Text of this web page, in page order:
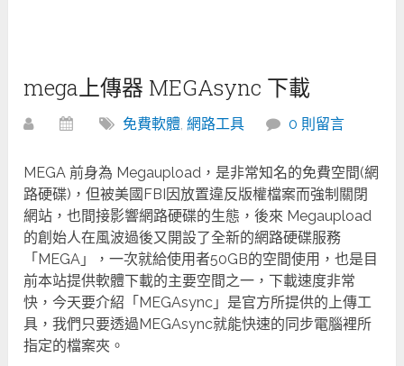
mega上傳器 MEGAsync 下載
免費軟體,網路工具 0 則留言
MEGA 前身為 Megaupload，是非常知名的免費空間(網
路硬碟)，但被美國FBI因放置違反版權檔案而強制關閉
網站，也間接影響網路硬碟的生態，後來 Megaupload
的創始人在風波過後又開設了全新的網路硬碟服務
「MEGA」，一次就給使用者50GB的空間使用，也是目
前本站提供軟體下載的主要空間之一，下載速度非常
快，今天要介紹「MEGAsync」是官方所提供的上傳工
具，我們只要透過MEGAsync就能快速的同步電腦裡所
指定的檔案夾。